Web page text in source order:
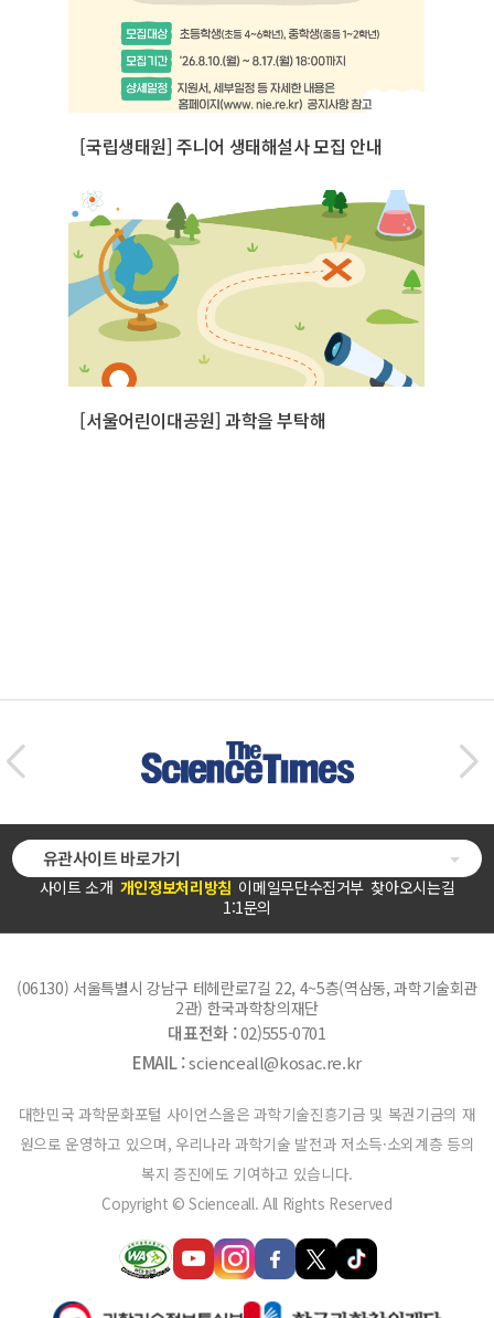
[국립생태원] 주니어 생태해설사 모집 안내
[서울어린이대공원] 과학을 부탁해
사이트 소개 개인정보처리방침 이메일무단수집거부 찾아오시는길
1:1문의
유관사이트 바로가기
(06130) 서울특별시 강남구 테헤란로7길 22, 4~5층(역삼동, 과학기술회관
2관) 한국과학창의재단
대표전화 :02)555-0701
EMAIL :scienceall@kosac.re.kr
대한민국 과학문화포털 사이언스올은 과학기술진흥기금 및 복권기금의 재
원으로 운영하고 있으며, 우리나라 과학기술 발전과 저소득·소외계층 등의
복지 증진에도 기여하고 있습니다.
Copyright © Scienceall. All Rights Reserved